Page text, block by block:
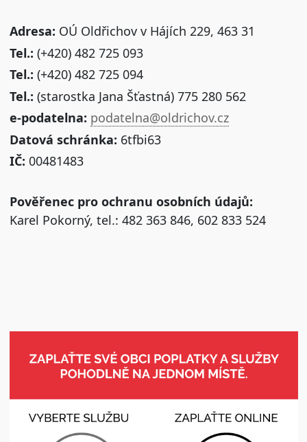
Adresa: OÚ Oldřichov v Hájích 229, 463 31
Tel.: (+420) 482 725 093
Tel.: (+420) 482 725 094
Tel.: (starostka Jana Šťastná) 775 280 562
e-podatelna: podatelna@oldrichov.cz
Datová schránka: 6tfbi63
IČ: 00481483
Pověřenec pro ochranu osobních údajů:
Karel Pokorný, tel.: 482 363 846, 602 833 524